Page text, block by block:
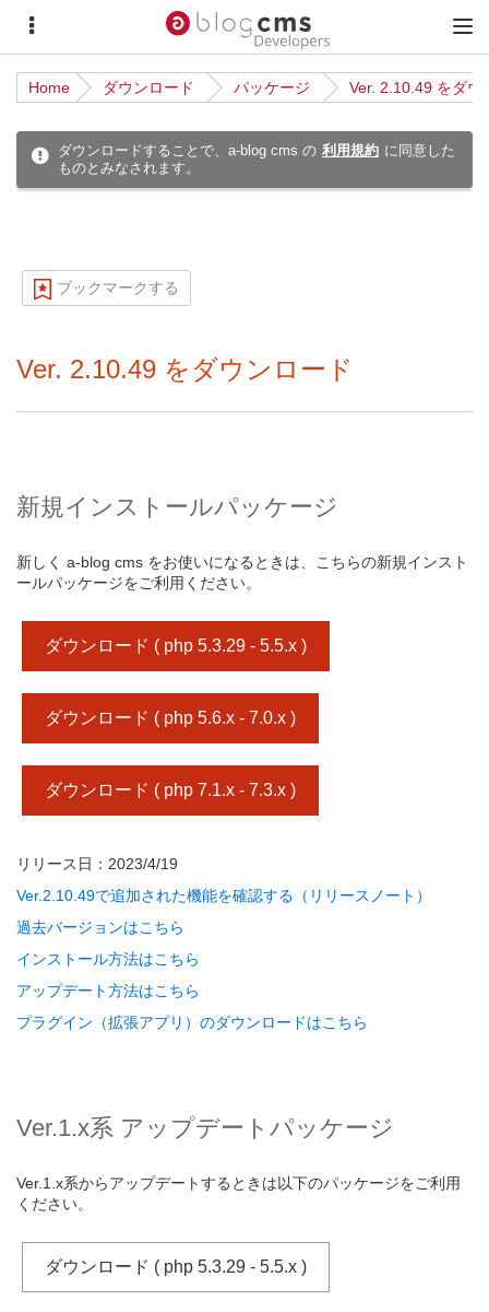
サ
イ
ド
メ
ニ
メ
イ
ン
メ
Home ダウンロード パッケージ Ver. 2.10.49 をダウ
ダウンロードすることで、a-blog cms の 利用規約 に同意した
ものとみなされます。
ブックマークする
Ver. 2.10.49 をダウンロード
新規インストールパッケージ
新しく a-blog cms をお使いになるときは、こちらの新規インスト
ールパッケージをご利用ください。
ダウンロード ( php 5.3.29 - 5.5.x )
ダウンロード ( php 5.6.x - 7.0.x )
ダウンロード ( php 7.1.x - 7.3.x )
リリース日：2023/4/19
Ver.2.10.49で追加された機能を確認する（リリースノート）
過去バージョンはこちら
インストール方法はこちら
アップデート方法はこちら
プラグイン（拡張アプリ）のダウンロードはこちら
Ver.1.x系 アップデートパッケージ
Ver.1.x系からアップデートするときは以下のパッケージをご利用
ください。
ダウンロード ( php 5.3.29 - 5.5.x )